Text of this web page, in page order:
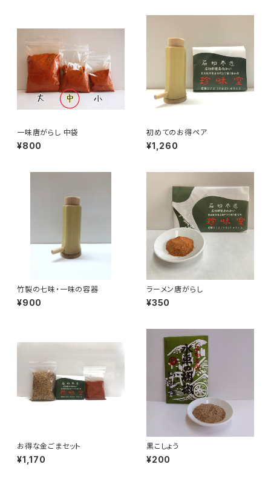
一味唐がらし 中袋
¥800
初めてのお得ペア
¥1,260
竹製の七味・一味の容器
¥900
ラーメン唐がらし
¥350
お得な金ごまセット
¥1,170
黒こしょう
¥200